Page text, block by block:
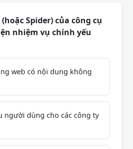
Spider) của công cụ
nhiệm vụ chính yếu
web có nội dung không
người dùng cho các công ty